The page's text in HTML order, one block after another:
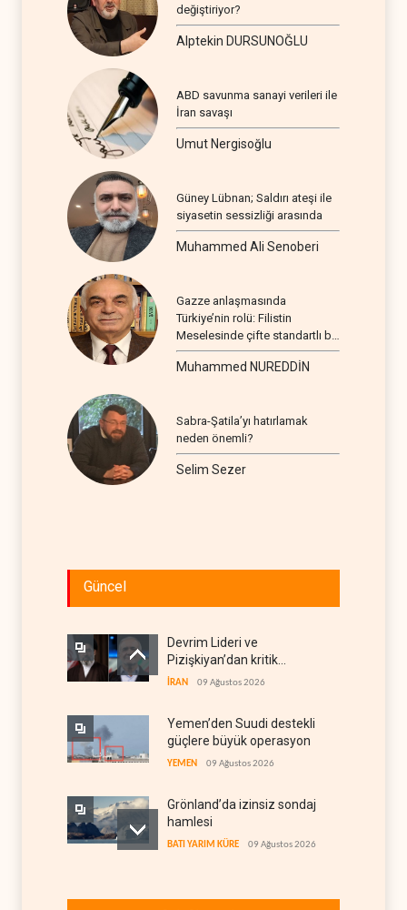
değiştiriyor?
Alptekin DURSUNOĞLU
ABD savunma sanayi verileri ile
İran savaşı
Umut Nergisoğlu
Güney Lübnan; Saldırı ateşi ile
siyasetin sessizliği arasında
Muhammed Ali Senoberi
Gazze anlaşmasında
Türkiye’nin rolü: Filistin
Meselesinde çifte standartlı bir
seyir
Muhammed NUREDDİN
Sabra-Şatila’yı hatırlamak
neden önemli?
Selim Sezer
Güncel
Devrim Lideri ve
Pizişkiyan’dan kritik
görüşme
İRAN 09 Ağustos 2026
Yemen’den Suudi destekli
güçlere büyük operasyon
YEMEN 09 Ağustos 2026
Grönland’da izinsiz sondaj
hamlesi
BATI YARIM KÜRE 09 Ağustos 2026
rağmen direnişini